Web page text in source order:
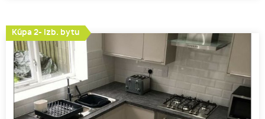
Kúpa 2- izb. bytu